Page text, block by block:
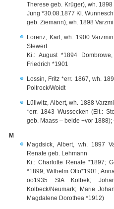
Therese geb. Krüger), wh.
Jung *30.08.1877 Kl.
geb. Ziemann), wh. 1898
Lorenz, Karl, wh. 1900
Stewert
Ki.: August *1894
Friedrich *1901
Lossin, Fritz *err. 1867, wh.
Poltrock/Woidt
Lüllwitz, Albert, wh. 1888
*err. 1843 Wussecken (Elt.:
geb. Maass – beide +vor 1888);
M
Magdsick, Albert, wh. 1897
Renate geb. Lehmann
Ki.: Charlotte Renate *1897;
*1899; Wilhelm Otto*1901;
oo1935 StA Kolbek;
Kolbeck/Neumark; Marie
Magdalene Dorothea *1912)